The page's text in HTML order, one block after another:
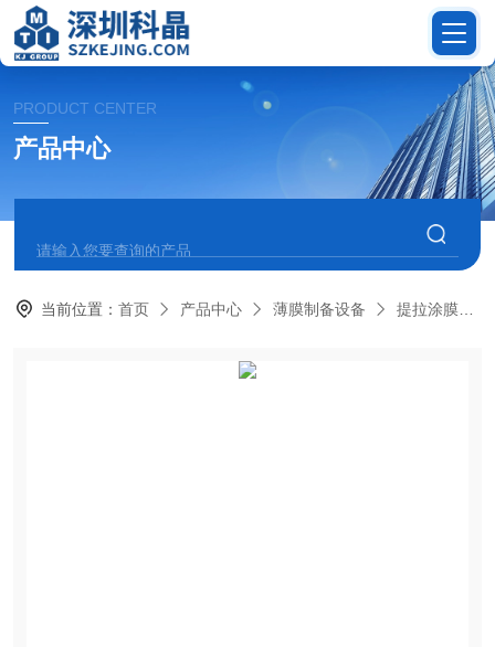
PRODUCT CENTER
产品中心
当前位置：首页 产品中心 薄膜制备设备 提拉涂膜机